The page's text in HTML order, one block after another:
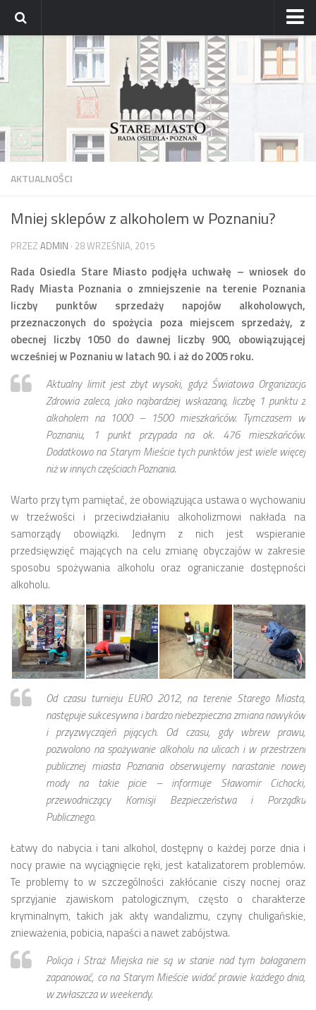
Strona główna
Archiwum aktualności
Archiwum bloga
Osiedle
Mapa osiedla
Dzielnicowi Starego Miasta
Urzędy
ZDM – awarie
Rada
Radni
Zarząd
Prezydium
Komisje i koordynatorzy
Dyżury
Sesje
Biuletyn
numer 4-5(14-15)/2021
numer 2-3(12-13)/2020
numer 1(11)/2020
numer 2-3(10)/2019
numer 1(8)/2018
numer 2(7)/2017
numer 1(6)/2017
numer 3(5)/2016
numer 2(4)/2016
numer 1(3)/2016
numer 2/2015
numer 1/2015
Dokumenty
Archiwum sesji (protokoły)
Uchwały Rady Osiedla
Uchwały Zarządu Osiedla
Budżet
Budżet 2014
Budżet 2015
AKTUALNOŚCI
Mniej sklepów z alkoholem w Poznaniu?
PRZEZ ADMIN · 28 WRZEŚNIA, 2015
Rada Osiedla Stare Miasto podjęła uchwałę – wniosek do
Rady Miasta Poznania o zmniejszenie na terenie Poznania
liczby punktów sprzedaży napojów alkoholowych,
przeznaczonych do spożycia poza miejscem sprzedaży, z
obecnej liczby 1050 do dawnej liczby 900, obowiązującej
wcześniej w Poznaniu w latach 90. i aż do 2005 roku.
Aktualny limit jest zbyt wysoki, gdyż Światowa Organizacja
Zdrowia zaleca, jako najbardziej wskazaną, liczbę 1 punktu z
alkoholem na 1000 – 1500 mieszkańców. Tymczasem w
Poznaniu, 1 punkt przypada na ok. 476 mieszkańców.
Dodatkowo na Starym Mieście tych punktów jest wiele więcej
niż w innych częściach Poznania.
Warto przy tym pamiętać, że obowiązująca ustawa o wychowaniu
w trzeźwości i przeciwdziałaniu alkoholizmowi nakłada na
samorządy obowiązki. Jednym z nich jest wspieranie
przedsięwzięć mających na celu zmianę obyczajów w zakresie
sposobu spożywania alkoholu oraz ograniczanie dostępności
alkoholu.
Od czasu turnieju EURO 2012, na terenie Starego Miasta,
następuje sukcesywna i bardzo niebezpieczna zmiana nawyków
i przyzwyczajeń pijących. Od czasu, gdy wbrew prawu,
pozwolono na spożywanie alkoholu na ulicach i w przestrzeni
publicznej miasta Poznania obserwujemy narastanie nowej
mody na takie picie – informuje Sławomir Cichocki,
przewodniczący Komisji Bezpieczeństwa i Porządku
Publicznego.
Łatwy do nabycia i tani alkohol, dostępny o każdej porze dnia i
nocy prawie na wyciągnięcie ręki, jest katalizatorem problemów.
Te problemy to w szczególności zakłócanie ciszy nocnej oraz
sprzyjanie zjawiskom patologicznym, często o charakterze
kryminalnym, takich jak akty wandalizmu, czyny chuligańskie,
znieważenia, pobicia, napaści a nawet zabójstwa.
Policja i Straż Miejska nie są w stanie nad tym bałaganem
zapanować, co na Starym Mieście widać prawie każdego dnia,
w zwłaszcza w weekendy.